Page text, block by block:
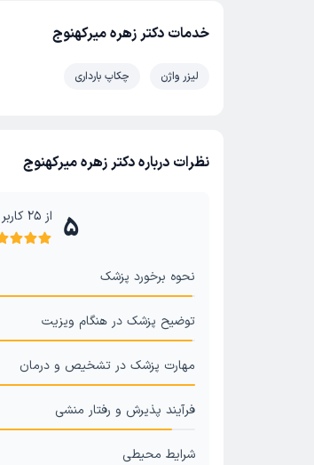
خدمات دکتر زهره میرکهنوج
لیزر واژن چکاپ بارداری
نظرات درباره دکتر زهره میرکهنوج
5 از 25کاربر
نحوه برخورد پزشک
توضیح پزشک در هنگام ویزیت
مهارت پزشک در تشخیص و درمان
فرآیند پذیرش و رفتار منشی
شرایط محیطی